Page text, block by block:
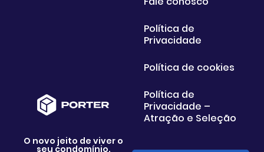
O novo jeito de viver o
seu condomínio.
Política de
Privacidade
Política de cookies
Política de
Privacidade –
Atração e Seleção